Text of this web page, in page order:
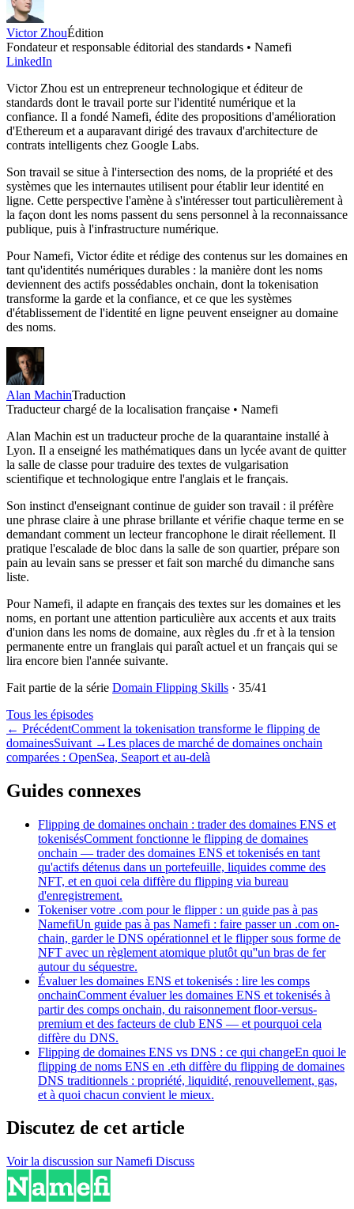
Victor ZhouÉdition
Fondateur et responsable éditorial des standards • Namefi
LinkedIn
Victor Zhou est un entrepreneur technologique et éditeur de
standards dont le travail porte sur l'identité numérique et la
confiance. Il a fondé Namefi, édite des propositions d'amélioration
d'Ethereum et a auparavant dirigé des travaux d'architecture de
contrats intelligents chez Google Labs.
Son travail se situe à l'intersection des noms, de la propriété et des
systèmes que les internautes utilisent pour établir leur identité en
ligne. Cette perspective l'amène à s'intéresser tout particulièrement à
la façon dont les noms passent du sens personnel à la reconnaissance
publique, puis à l'infrastructure numérique.
Pour Namefi, Victor édite et rédige des contenus sur les domaines en
tant qu'identités numériques durables : la manière dont les noms
deviennent des actifs possédables onchain, dont la tokenisation
transforme la garde et la confiance, et ce que les systèmes
d'établissement de l'identité en ligne peuvent enseigner au domaine
des noms.
Alan MachinTraduction
Traducteur chargé de la localisation française • Namefi
Alan Machin est un traducteur proche de la quarantaine installé à
Lyon. Il a enseigné les mathématiques dans un lycée avant de quitter
la salle de classe pour traduire des textes de vulgarisation
scientifique et technologique entre l'anglais et le français.
Son instinct d'enseignant continue de guider son travail : il préfère
une phrase claire à une phrase brillante et vérifie chaque terme en se
demandant comment un lecteur francophone le dirait réellement. Il
pratique l'escalade de bloc dans la salle de son quartier, prépare son
pain au levain sans se presser et fait son marché du dimanche sans
liste.
Pour Namefi, il adapte en français des textes sur les domaines et les
noms, en portant une attention particulière aux accents et aux traits
d'union dans les noms de domaine, aux règles du .fr et à la tension
permanente entre un franglais qui paraît actuel et un français qui se
lira encore bien l'année suivante.
Fait partie de la série Domain Flipping Skills · 35/41
Tous les épisodes
← PrécédentComment la tokenisation transforme le flipping de
domainesSuivant →Les places de marché de domaines onchain
comparées : OpenSea, Seaport et au-delà
Guides connexes
Flipping de domaines onchain : trader des domaines ENS et
tokenisésComment fonctionne le flipping de domaines
onchain — trader des domaines ENS et tokenisés en tant
qu'actifs détenus dans un portefeuille, liquides comme des
NFT, et en quoi cela diffère du flipping via bureau
d'enregistrement.
Tokeniser votre .com pour le flipper : un guide pas à pas
NamefiUn guide pas à pas Namefi : faire passer un .com on-
chain, garder le DNS opérationnel et le flipper sous forme de
NFT avec un règlement atomique plutôt qu''un bras de fer
autour du séquestre.
Évaluer les domaines ENS et tokenisés : lire les comps
onchainComment évaluer les domaines ENS et tokenisés à
partir des comps onchain, du raisonnement floor-versus-
premium et des facteurs de club ENS — et pourquoi cela
diffère du DNS.
Flipping de domaines ENS vs DNS : ce qui changeEn quoi le
flipping de noms ENS en .eth diffère du flipping de domaines
DNS traditionnels : propriété, liquidité, renouvellement, gas,
et à quoi chacun convient le mieux.
Discutez de cet article
Voir la discussion sur Namefi Discuss